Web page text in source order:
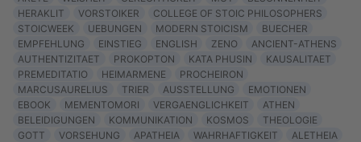
HERAKLIT
VORSTOIKER
COLLEGE OF STOIC PHILOSOPHERS
STOICWEEK
UEBUNGEN MODERN STOICISM
BUECHER
EMPFEHLUNG
EINSTIEG ENGLISH ZENO
ANCIENT-ATHENS
AUTHENTIZITAET
PROKOPTON KATA PHUSIN
KAUSALITAET
PREMEDITATIO
HEIMARMENE
PROCHEIRON
MARCUSAURELIUS
TRIER AUSSTELLUNG
EMOTIONEN
EBOOK
MEMENTOMORI VERGAENGLICHKEIT
ATHEN
BELEIDIGUNGEN
KOMMUNIKATION KOSMOS
THEOLOGIE
GOTT
VORSEHUNG APATHEIA WAHRHAFTIGKEIT
ALETHEIA